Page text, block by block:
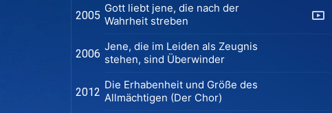
2005
Gott liebt jene, die nach der
Wahrheit streben
2006
Jene, die im Leiden als Zeugnis
stehen, sind Überwinder
2012
Die Erhabenheit und Größe des
Allmächtigen (Der Chor)